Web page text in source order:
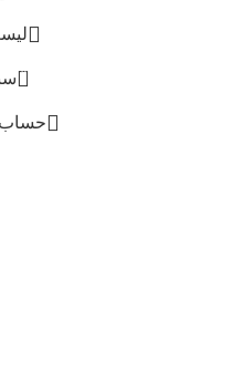
0
حساب